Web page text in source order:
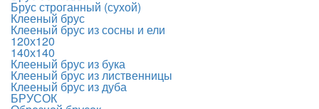
Брус строганный (сухой)
Клееный брус
Клееный брус из сосны и ели
120х120
140х140
Клееный брус из бука
Клееный брус из лиственницы
Клееный брус из дуба
БРУСОК